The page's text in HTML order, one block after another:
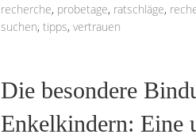
recherche, probetage, ratschläge,
suchen, tipps, vertrauen
Die besondere
Enkelkindern: Eine